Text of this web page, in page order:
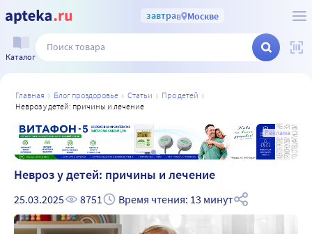
завтрав Москве
Каталог
главная блог проздоровье статьи
про детей
невроз у детей: причины и лечение
Реклама
Невроз у детей: причины и лечение
25.03.2025 8751 Время чтения: 13 минут